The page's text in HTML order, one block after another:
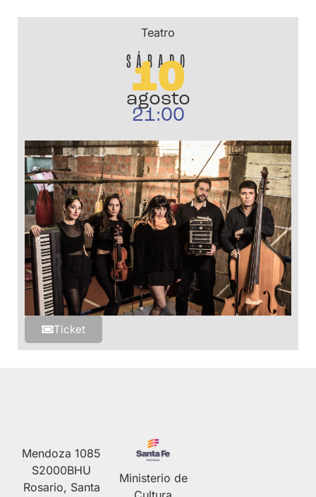
Teatro
SÁBADO
10
agosto
21:00
Ticket
Mendoza 1085
S2000BHU
Rosario, Santa
Ministerio de